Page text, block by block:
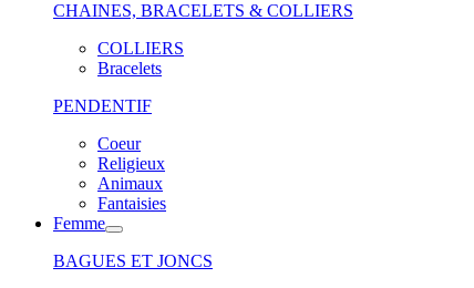
CHAINES, BRACELETS & COLLIERS
COLLIERS
Bracelets
PENDENTIF
Coeur
Religieux
Animaux
Fantaisies
Femme
BAGUES ET JONCS